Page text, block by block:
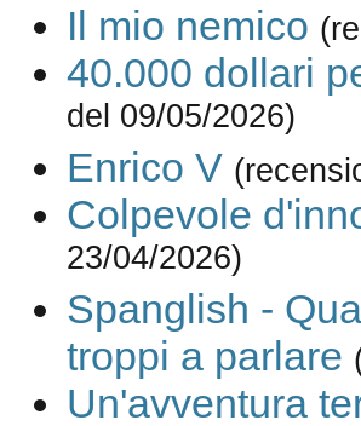
Il mio nemico
40.000 dollari
del 09/05/2026)
Enrico V
Colpevole
23/04/2026)
Spanglish -
troppi a parlare
Un'avventura